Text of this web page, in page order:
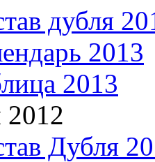
дубля
2013
2013
2012
Дубля